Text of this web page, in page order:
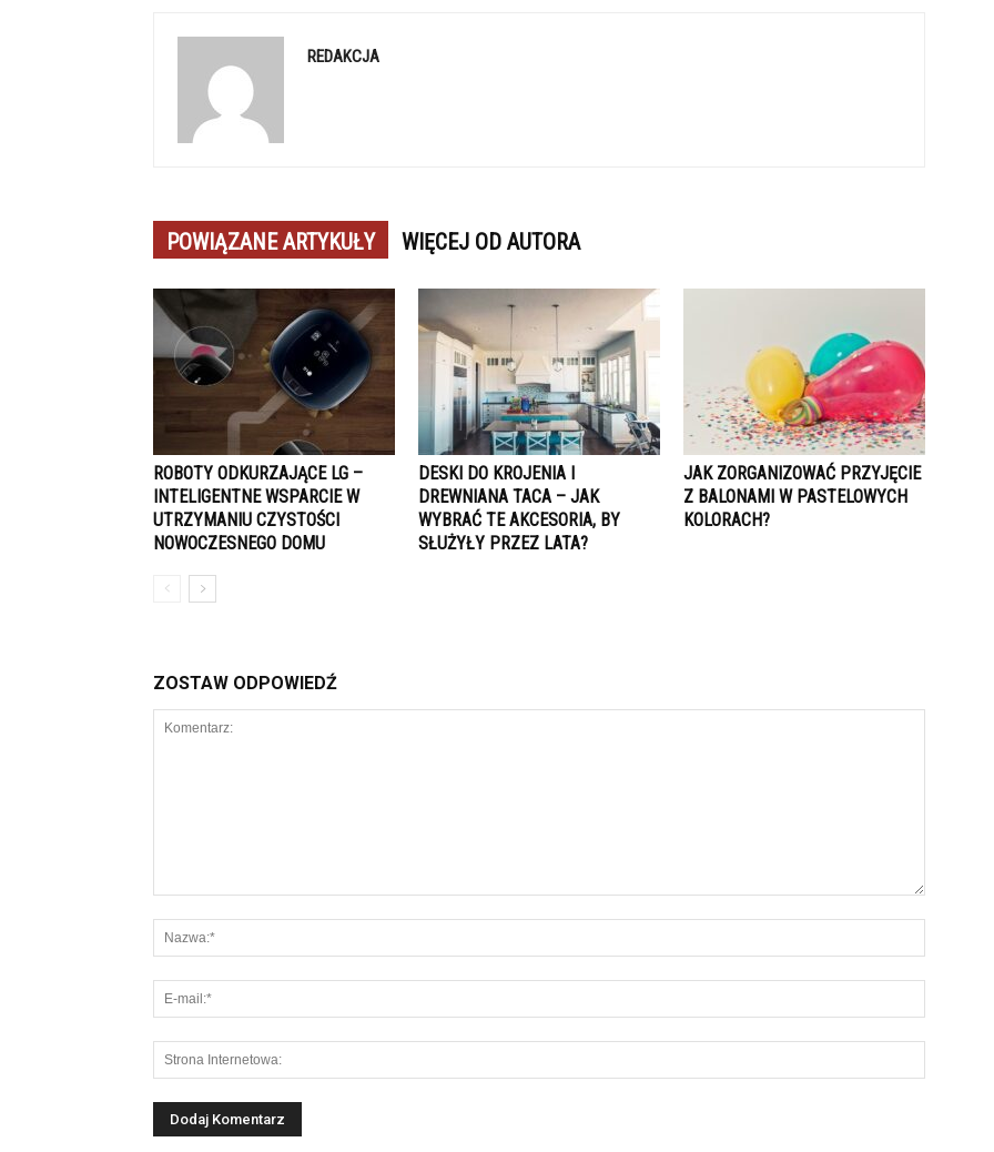
REDAKCJA
POWIĄZANE ARTYKUŁY WIĘCEJ OD AUTORA
ROBOTY ODKURZAJĄCE LG –
INTELIGENTNE WSPARCIE W
UTRZYMANIU CZYSTOŚCI
NOWOCZESNEGO DOMU
DESKI DO KROJENIA I
DREWNIANA TACA – JAK
WYBRAĆ TE AKCESORIA, BY
SŁUŻYŁY PRZEZ LATA?
JAK ZORGANIZOWAĆ PRZYJĘCIE
Z BALONAMI W PASTELOWYCH
KOLORACH?
ZOSTAW ODPOWIEDŹ